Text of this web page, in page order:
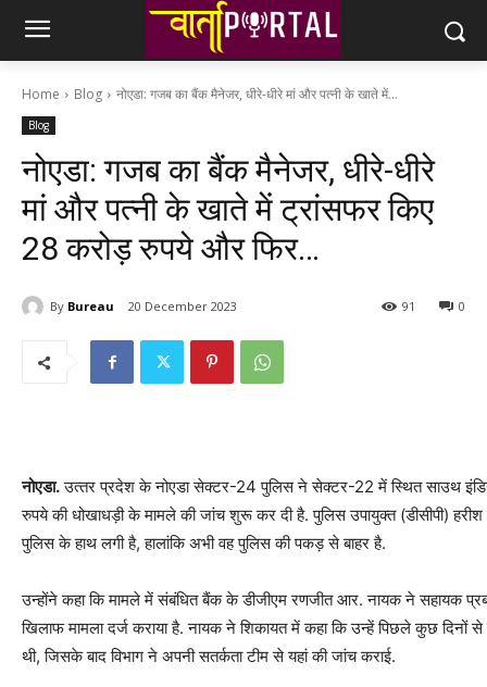
Home Blog नोएडा: गजब का बैंक मैनेजर, धीरे-धीरे मां और पत्‍नी के खाते में...
Blog
नोएडा: गजब का बैंक मैनेजर, धीरे-धीरे
मां और पत्‍नी के खाते में ट्रांसफर क‍िए
28 करोड़ रुपये और फ‍िर…
By Bureau 20 December 2023 0
91
नोएडा.उत्‍तर प्रदेश के नोएडा सेक्टर-24 पुलिस ने सेक्टर-22 में स्थित साउथ
रुपये की धोखाधड़ी के मामले की जांच शुरू कर दी है. पुलिस उपायुक्त (डीसीपी)
पुलिस के हाथ लगी है, हालांकि अभी वह पुलिस की पकड़ से बाहर है.
उन्होंने कहा कि मामले में संबंधित बैंक के डीजीएम रणजीत आर. नायक ने सहायक
खिलाफ मामला दर्ज कराया है. नायक ने शिकायत में कहा कि उन्हें पिछले कुछ दिनों
थी, जिसके बाद विभाग ने अपनी सतर्कता टीम से यहां की जांच कराई.